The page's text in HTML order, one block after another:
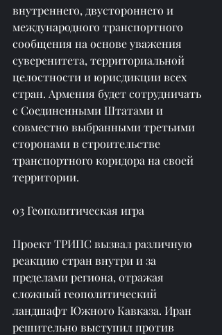
внутреннего, двустороннего и
международного транспортного
сообщения на основе уважения
суверенитета, территориальной
целостности и юрисдикции всех
стран. Армения будет сотрудничать
с Соединенными Штатами и
совместно выбранными третьими
сторонами в строительстве
транспортного коридора на своей
территории.
03 Геополитическая игра
Проект ТРИПС вызвал различную
реакцию стран внутри и за
пределами региона, отражая
сложный геополитический
ландшафт Южного Кавказа. Иран
решительно выступил против